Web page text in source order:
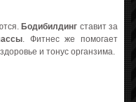
Бодибилдинг ставит за
. Фитнес же помогает
и тонус органзима.